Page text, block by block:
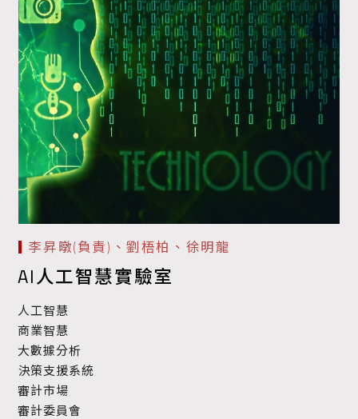
李昇暾(負責)、劉梧柏、徐明龍
AI人工智慧實驗室
人工智慧
商業智慧
大數據分析
決策支援系統
審計市場
審計委員會